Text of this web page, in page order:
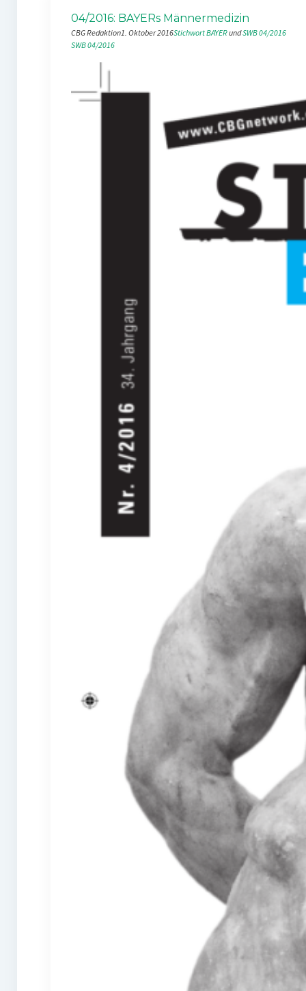
04/2016: BAYERs Männermedizin
CBG Redaktion1. Oktober 2016Stichwort BAYER und SWB 04/2016
SWB 04/2016